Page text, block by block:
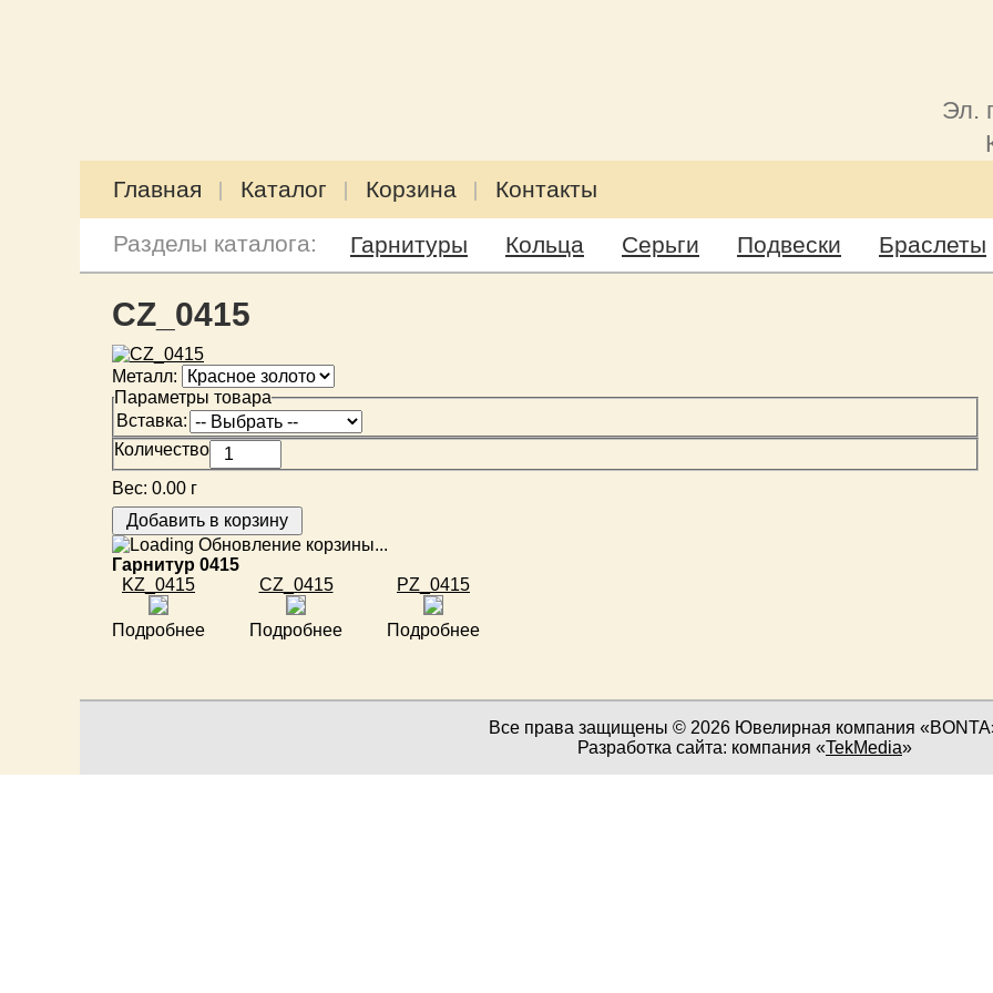
Эл.
Главная Каталог Корзина Контакты
Разделы каталога: Гарнитуры Кольца Серьги Подвески Браслеты
CZ_0415
Металл:
Параметры товара
Вставка:
Количество
Вес: 0.00 г
Обновление корзины...
Гарнитур 0415
KZ_0415
Подробнее
CZ_0415
Подробнее
PZ_0415
Подробнее
Все права защищены © 2026 Ювелирная компания
Разработка сайта: компания «TekMedia»